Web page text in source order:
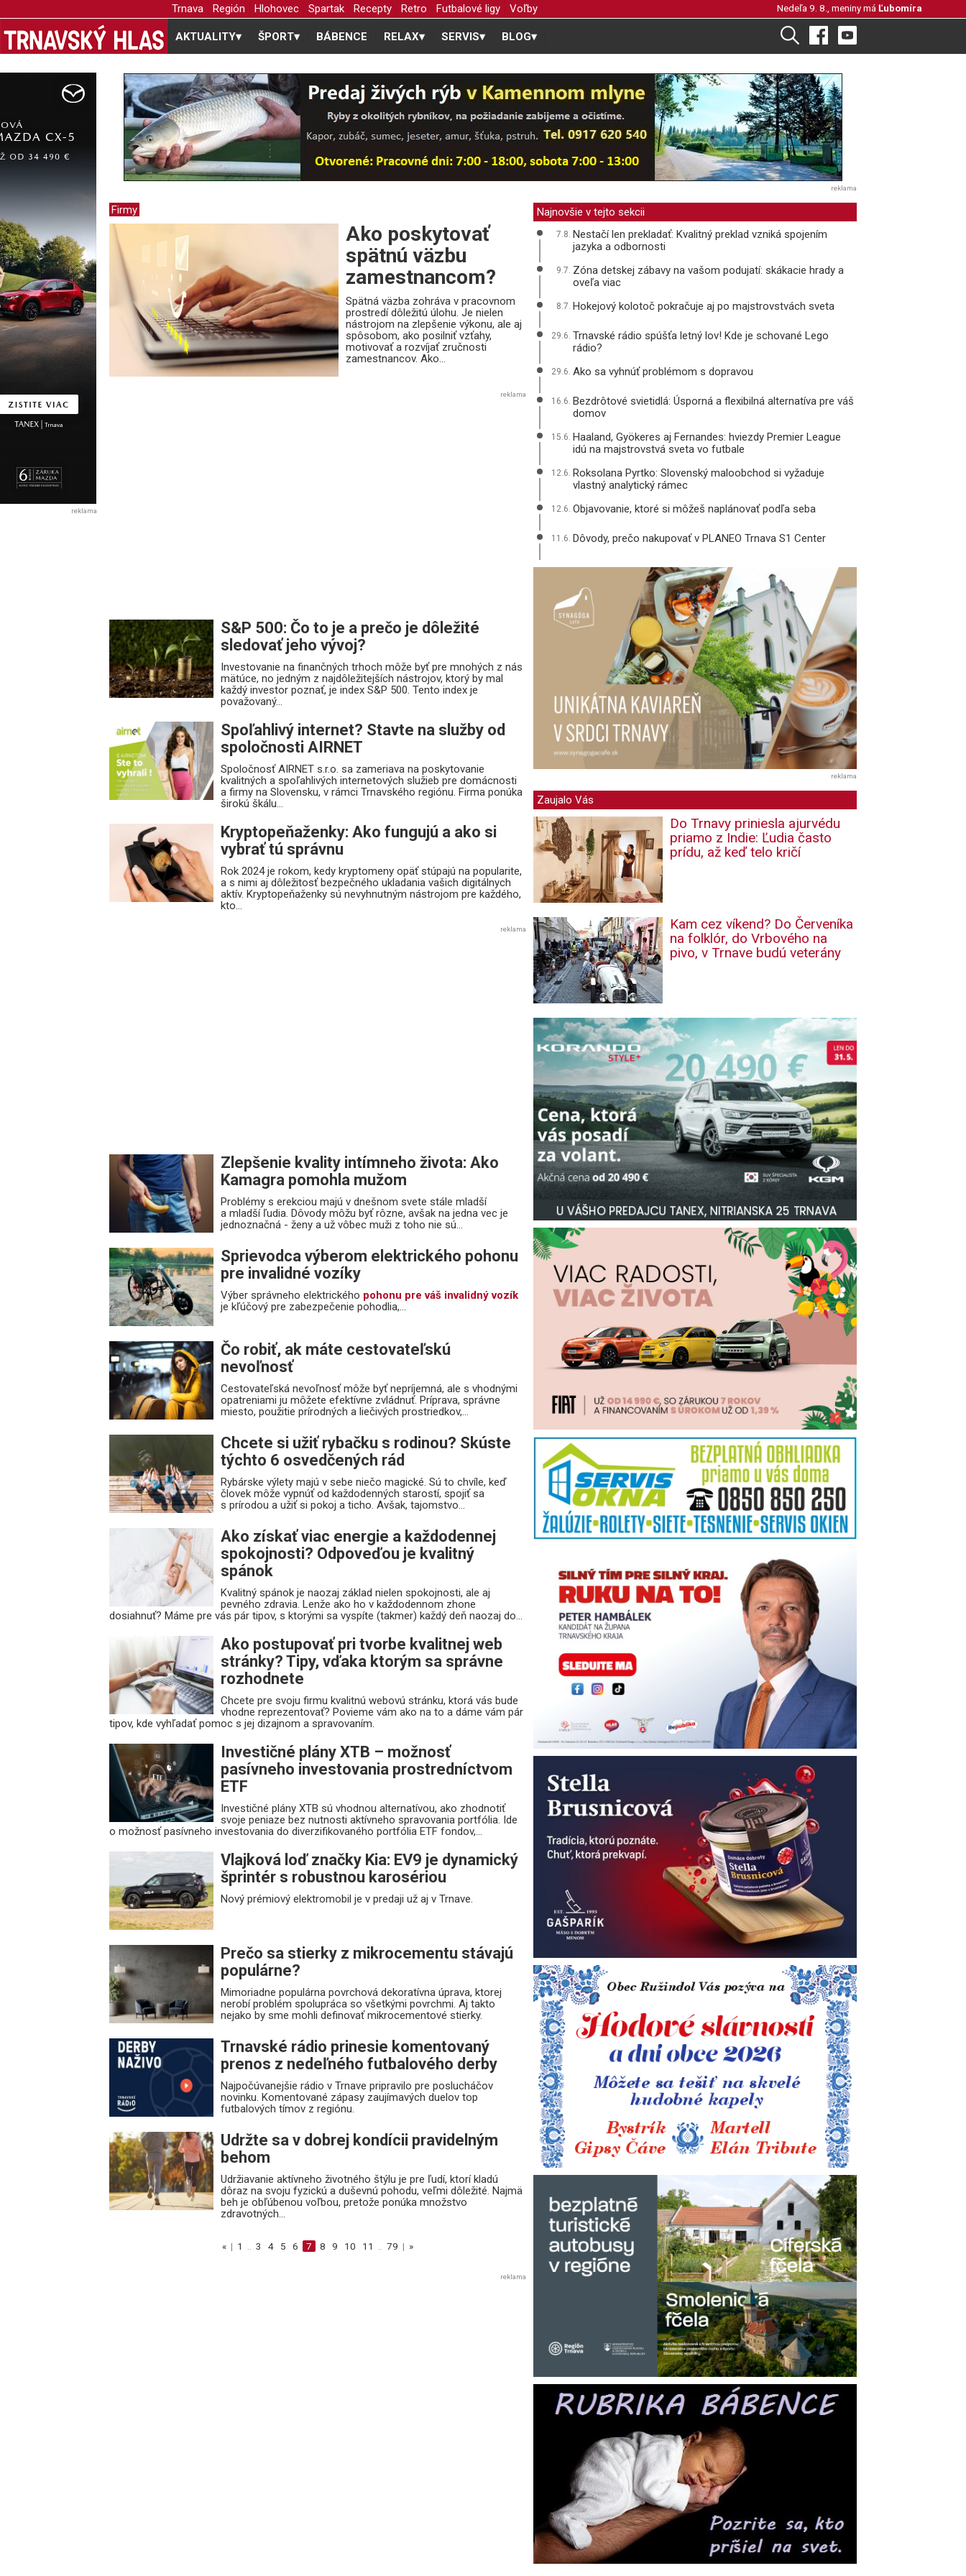
Trnava Región Hlohovec Spartak Recepty Retro Futbalové ligy Voľby Nedeľa 9. 8., meniny má Ľubomíra
AKTUALITY▾ ŠPORT▾ BÁBENCE RELAX▾ SERVIS▾ BLOG▾
reklama
Firmy
Ako poskytovať
spätnú väzbu
zamestnancom?
Spätná väzba zohráva v pracovnom
prostredí dôležitú úlohu. Je nielen
nástrojom na zlepšenie výkonu, ale aj
spôsobom, ako posilniť vzťahy,
motivovať a rozvíjať zručnosti
zamestnancov. Ako...
reklama
S&P 500: Čo to je a prečo je dôležité
sledovať jeho vývoj?
Investovanie na finančných trhoch môže byť pre mnohých z nás
mätúce, no jedným z najdôležitejších nástrojov, ktorý by mal
každý investor poznať, je index S&P 500. Tento index je
považovaný...
Spoľahlivý internet? Stavte na služby od
spoločnosti AIRNET
Spoločnosť AIRNET s.r.o. sa zameriava na poskytovanie
kvalitných a spoľahlivých internetových služieb pre domácnosti
a firmy na Slovensku, v rámci Trnavského regiónu. Firma ponúka
širokú škálu...
Kryptopeňaženky: Ako fungujú a ako si
vybrať tú správnu
Rok 2024 je rokom, kedy kryptomeny opäť stúpajú na popularite,
a s nimi aj dôležitosť bezpečného ukladania vašich digitálnych
aktív. Kryptopeňaženky sú nevyhnutným nástrojom pre každého,
kto...
reklama
Zlepšenie kvality intímneho života: Ako
Kamagra pomohla mužom
Problémy s erekciou majú v dnešnom svete stále mladší
a mladší ľudia. Dôvody môžu byť rôzne, avšak na jedna vec je
jednoznačná - ženy a už vôbec muži z toho nie sú...
Sprievodca výberom elektrického pohonu
pre invalidné vozíky
Výber správneho elektrického pohonu pre váš invalidný vozík
je kľúčový pre zabezpečenie pohodlia,...
Čo robiť, ak máte cestovateľskú
nevoľnosť
Cestovateľská nevoľnosť môže byť nepríjemná, ale s vhodnými
opatreniami ju môžete efektívne zvládnuť. Príprava, správne
miesto, použitie prírodných a liečivých prostriedkov,...
Chcete si užiť rybačku s rodinou? Skúste
týchto 6 osvedčených rád
Rybárske výlety majú v sebe niečo magické. Sú to chvíle, keď
človek môže vypnúť od každodenných starostí, spojiť sa
s prírodou a užiť si pokoj a ticho. Avšak, tajomstvo...
Ako získať viac energie a každodennej
spokojnosti? Odpoveďou je kvalitný
spánok
Kvalitný spánok je naozaj základ nielen spokojnosti, ale aj
pevného zdravia. Lenže ako ho v každodennom zhone
dosiahnuť? Máme pre vás pár tipov, s ktorými sa vyspíte (takmer) každý deň naozaj do...
Ako postupovať pri tvorbe kvalitnej web
stránky? Tipy, vďaka ktorým sa správne
rozhodnete
Chcete pre svoju firmu kvalitnú webovú stránku, ktorá vás bude
vhodne reprezentovať? Povieme vám ako na to a dáme vám pár
tipov, kde vyhľadať pomoc s jej dizajnom a spravovaním.
Investičné plány XTB – možnosť
pasívneho investovania prostredníctvom
ETF
Investičné plány XTB sú vhodnou alternatívou, ako zhodnotiť
svoje peniaze bez nutnosti aktívneho spravovania portfólia. Ide
o možnosť pasívneho investovania do diverzifikovaného portfólia ETF fondov,...
Vlajková loď značky Kia: EV9 je dynamický
šprintér s robustnou karosériou
Nový prémiový elektromobil je v predaji už aj v Trnave.
Prečo sa stierky z mikrocementu stávajú
populárne?
Mimoriadne populárna povrchová dekoratívna úprava, ktorej
nerobí problém spolupráca so všetkými povrchmi. Aj takto
nejako by sme mohli definovať mikrocementové stierky.
Trnavské rádio prinesie komentovaný
prenos z nedeľného futbalového derby
Najpočúvanejšie rádio v Trnave pripravilo pre poslucháčov
novinku. Komentované zápasy zaujímavých duelov top
futbalových tímov z regiónu.
Udržte sa v dobrej kondícii pravidelným
behom
Udržiavanie aktívneho životného štýlu je pre ľudí, ktorí kladú
dôraz na svoju fyzickú a duševnú pohodu, veľmi dôležité. Najmä
beh je obľúbenou voľbou, pretože ponúka množstvo
zdravotných...
« | 1 3 4 5 6 7 8 9 10 11 79 | »
reklama
Najnovšie v tejto sekcii
7.8. Nestačí len prekladať: Kvalitný preklad vzniká spojením
jazyka a odbornosti
9.7. Zóna detskej zábavy na vašom podujatí: skákacie hrady a
oveľa viac
8.7. Hokejový kolotoč pokračuje aj po majstrovstvách sveta
29.6. Trnavské rádio spúšťa letný lov! Kde je schované Lego
rádio?
29.6. Ako sa vyhnúť problémom s dopravou
16.6. Bezdrôtové svietidlá: Úsporná a flexibilná alternatíva pre váš
domov
15.6. Haaland, Gyökeres aj Fernandes: hviezdy Premier League
idú na majstrovstvá sveta vo futbale
12.6. Roksolana Pyrtko: Slovenský maloobchod si vyžaduje
vlastný analytický rámec
12.6. Objavovanie, ktoré si môžeš naplánovať podľa seba
11.6. Dôvody, prečo nakupovať v PLANEO Trnava S1 Center
reklama
Zaujalo Vás
Do Trnavy priniesla ajurvédu
priamo z Indie: Ľudia často
prídu, až keď telo kričí
Kam cez víkend? Do Červeníka
na folklór, do Vrbového na
pivo, v Trnave budú veterány
reklama